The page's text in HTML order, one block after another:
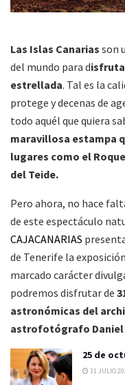
Las Islas Canarias son
del mundo para d
estrellada. Tal es la
protege y decenas de
todo aquél que quiera
maravillosa estampa
lugares como el
del Teide.
Pero ahora, no hace
de este espectáculo
CAJACANARIAS
de Tenerife la
marcado carácter
podremos disfrutar de
astronómicas del
astrofotógrafo Daniel
25 de
31 JULIO